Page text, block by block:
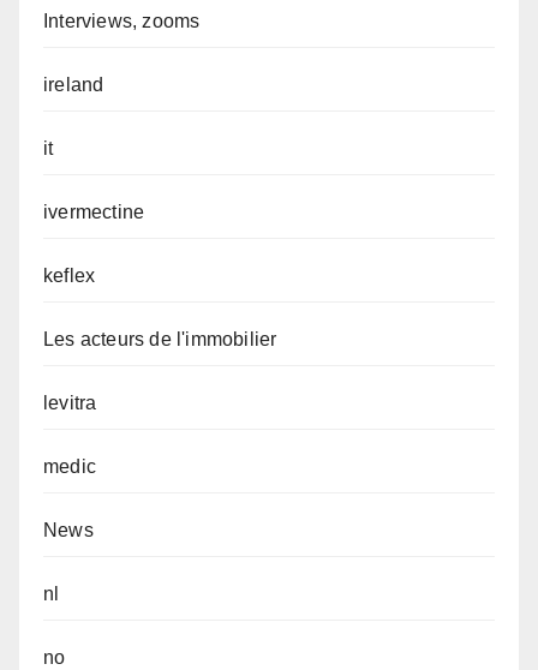
Interviews, zooms
ireland
it
ivermectine
keflex
Les acteurs de l'immobilier
levitra
medic
News
nl
no